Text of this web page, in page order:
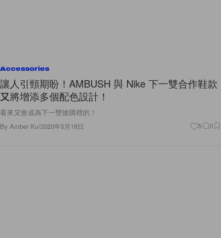
讓人引頸期盼！AMBUSH 與 Nike 下一雙合作鞋款
又將增添多個配色設計！
看來又會成為下一雙搶購標的！
ByAmber Ku/2020年5月18日